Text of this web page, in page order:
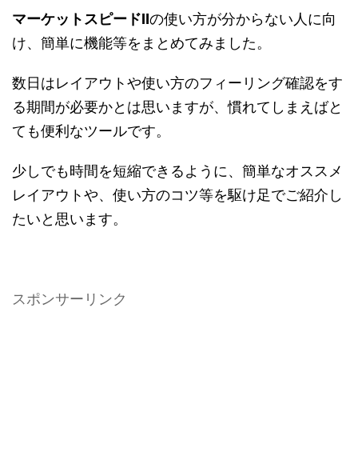
マーケットスピードⅡの使い方が分からない人に向
け、簡単に機能等をまとめてみました。
数日はレイアウトや使い方のフィーリング確認をす
る期間が必要かとは思いますが、慣れてしまえばと
ても便利なツールです。
少しでも時間を短縮できるように、簡単なオススメ
レイアウトや、使い方のコツ等を駆け足でご紹介し
たいと思います。
スポンサーリンク